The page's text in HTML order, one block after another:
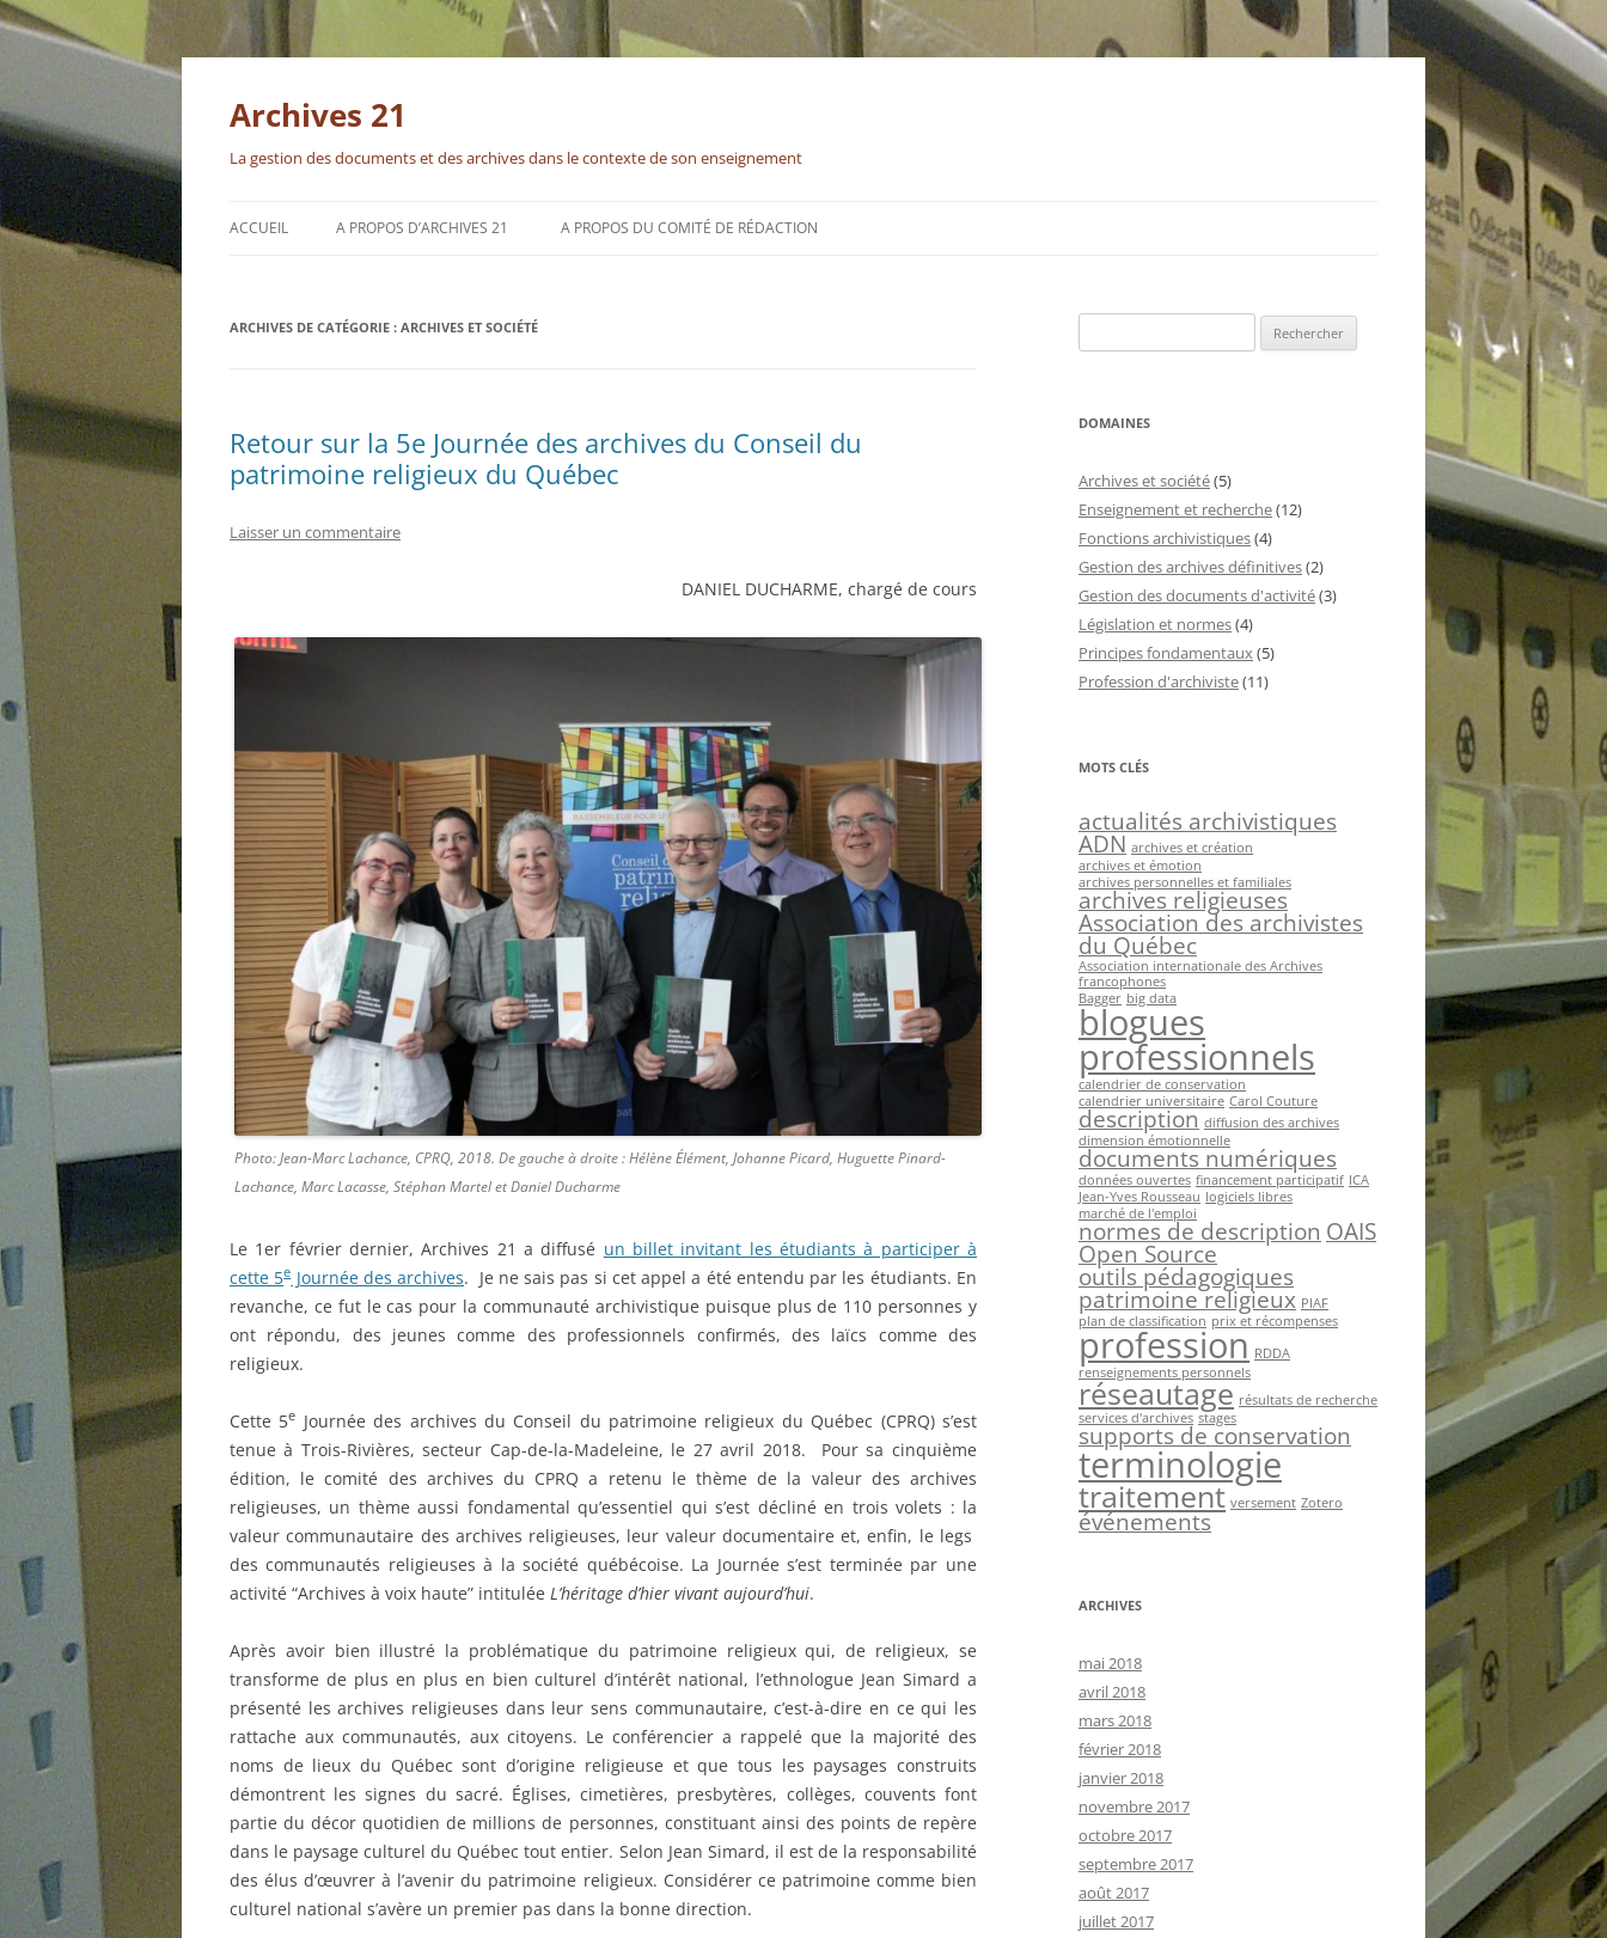
Aller
contenu
Archives 21
La gestion des documents et des archives dans le contexte de son enseignement
ACCUEIL A PROPOS D’ARCHIVES 21 A PROPOS DU COMITÉ DE RÉDACTION
ARCHIVES DE CATÉGORIE : ARCHIVES ET SOCIÉTÉ
Retour sur la 5e Journée des archives du Conseil du
patrimoine religieux du Québec
Laisser un commentaire
DANIEL DUCHARME, chargé de cours
Photo: Jean-Marc Lachance, CPRQ, 2018. De gauche à droite : Hélène Élément, Johanne Picard, Huguette Pinard-
Lachance, Marc Lacasse, Stéphan Martel et Daniel Ducharme
Le 1er février dernier, Archives 21 a diffusé un billet invitant les étudiants à participer à
cette 5eJournée des archives. Je ne sais pas si cet appel a été entendu par les étudiants. En
revanche, ce fut le cas pour la communauté archivistique puisque plus de 110 personnes y
ont répondu, des jeunes comme des professionnels confirmés, des laïcs comme des
religieux.
Cette 5e Journée des archives du Conseil du patrimoine religieux du Québec (CPRQ) s’est
tenue à Trois-Rivières, secteur Cap-de-la-Madeleine, le 27 avril 2018. Pour sa cinquième
édition, le comité des archives du CPRQ a retenu le thème de la valeur des archives
religieuses, un thème aussi fondamental qu’essentiel qui s’est décliné en trois volets : la
valeur communautaire des archives religieuses, leur valeur documentaire et, enfin, le legs
des communautés religieuses à la société québécoise. La Journée s’est terminée par une
activité “Archives à voix haute” intitulée L’héritage d’hier vivant aujourd’hui.
Après avoir bien illustré la problématique du patrimoine religieux qui, de religieux, se
transforme de plus en plus en bien culturel d’intérêt national, l’ethnologue Jean Simard a
présenté les archives religieuses dans leur sens communautaire, c’est-à-dire en ce qui les
rattache aux communautés, aux citoyens. Le conférencier a rappelé que la majorité des
noms de lieux du Québec sont d’origine religieuse et que tous les paysages construits
démontrent les signes du sacré. Églises, cimetières, presbytères, collèges, couvents font
partie du décor quotidien de millions de personnes, constituant ainsi des points de repère
dans le paysage culturel du Québec tout entier. Selon Jean Simard, il est de la responsabilité
des élus d’œuvrer à l’avenir du patrimoine religieux. Considérer ce patrimoine comme bien
culturel national s’avère un premier pas dans la bonne direction.
DOMAINES
Archives et société(5)
Enseignement et recherche(12)
Fonctions archivistiques(4)
Gestion des archives définitives(2)
Gestion des documents d'activité(3)
Législation et normes(4)
Principes fondamentaux(5)
Profession d'archiviste(11)
MOTS CLÉS
actualités archivistiques
ADN archives et création
archives et émotion
archives personnelles et familiales
archives religieuses
Association des archivistes
du Québec
Association internationale des Archives
francophones
Bagger big data
blogues
professionnels
calendrier de conservation
calendrier universitaire Carol Couture
description diffusion des archives
dimension émotionnelle
documents numériques
données ouvertes financement participatif ICA
Jean-Yves Rousseau logiciels libres
marché de l'emploi
normes de description OAIS
Open Source
outils pédagogiques
patrimoine religieux PIAF
plan de classification prix et récompenses
profession RDDA
renseignements personnels
réseautage résultats de recherche
services d'archives stages
supports de conservation
terminologie
traitement versement Zotero
événements
ARCHIVES
mai 2018
avril 2018
mars 2018
février 2018
janvier 2018
novembre 2017
octobre 2017
septembre 2017
août 2017
juillet 2017